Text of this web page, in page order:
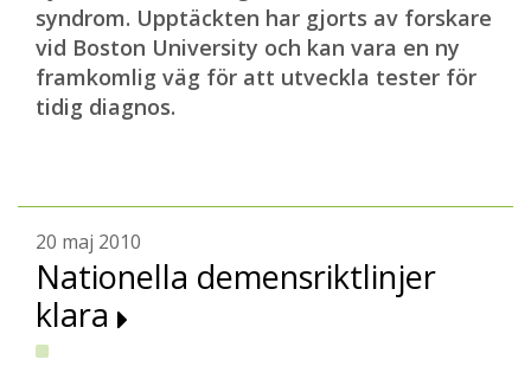
syndrom. Upptäckten har gjorts av forskare
vid Boston University och kan vara en ny
framkomlig väg för att utveckla tester för
tidig diagnos.
20 maj 2010
Nationella demensriktlinjer
klara